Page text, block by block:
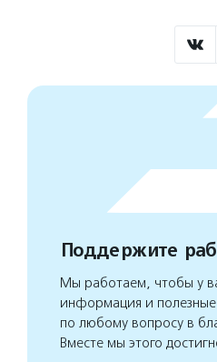
Поддержите
Мы работаем, чтобы у
информация и
по любому вопросу в
Вместе мы этого